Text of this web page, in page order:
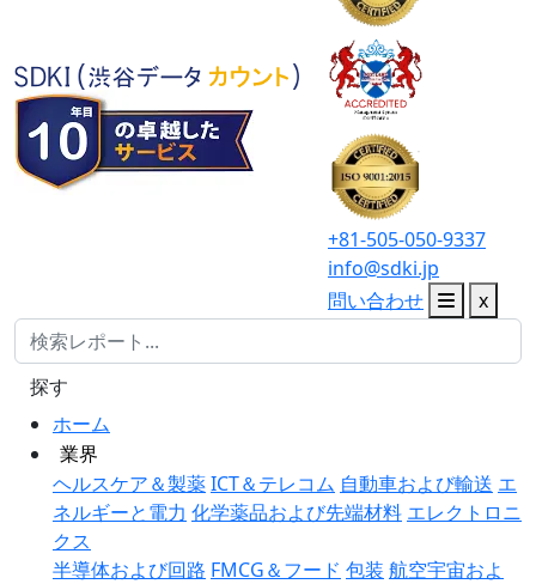
+81-505-050-9337
info@sdki.jp
問い合わせ
x
ホーム
業界
ヘルスケア＆製薬ICT＆テレコム 自動車および輸送 エ
ネルギーと電力 化学薬品および先端材料 エレクトロニ
クス
半導体および回路 FMCG＆フード 包装 航空宇宙およ
探す